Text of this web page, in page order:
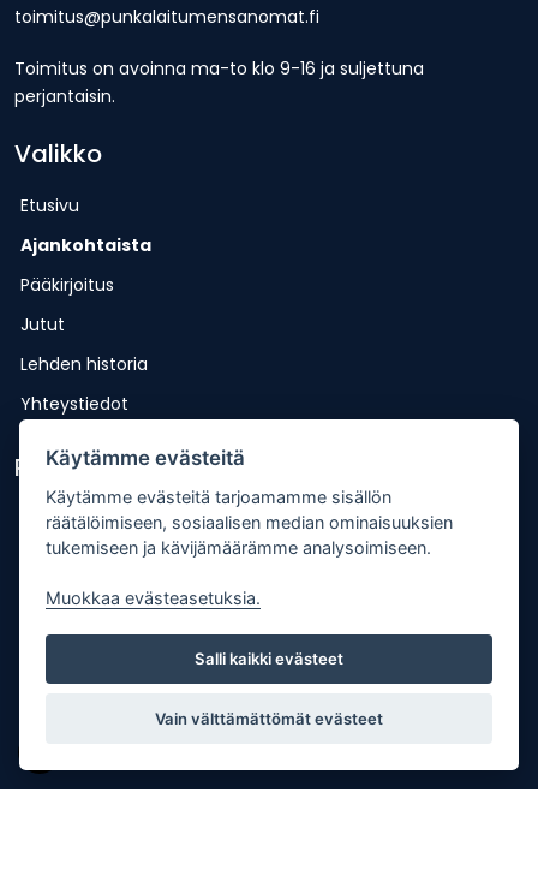
toimitus@punkalaitumensanomat.fi
Toimitus on avoinna ma-to klo 9-16 ja suljettuna
perjantaisin.
Valikko
Etusivu
Ajankohtaista
Pääkirjoitus
Jutut
Lehden historia
Yhteystiedot
Pikalinkit
Lähetä uutisvinkki
Kopiointiohje
Mediakortti
Tilaa lehti
Osoitteenmuutos
Käytämme evästeitä
Käytämme evästeitä tarjoamamme sisällön
räätälöimiseen, sosiaalisen median ominaisuuksien
tukemiseen ja kävijämäärämme analysoimiseen.
Muokkaa evästeasetuksia.
Salli kaikki evästeet
Vain välttämättömät evästeet